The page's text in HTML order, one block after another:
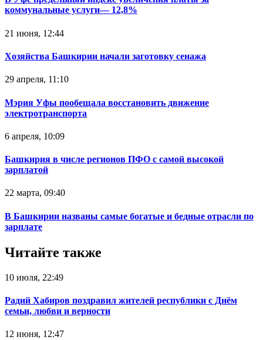
коммунальные услуги— 12,8%
21 июня, 12:44
Хозяйства Башкирии начали заготовку сенажа
29 апреля, 11:10
Мэрия Уфы пообещала восстановить движение
электротранспорта
6 апреля, 10:09
Башкирия в числе регионов ПФО с самой высокой
зарплатой
22 марта, 09:40
В Башкирии названы самые богатые и бедные отрасли по
зарплате
Читайте также
10 июля, 22:49
Радий Хабиров поздравил жителей республики с Днём
семьи, любви и верности
12 июня, 12:47